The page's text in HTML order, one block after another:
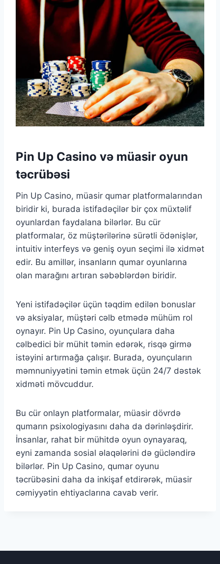
Pin Up Casino və müasir oyun
təcrübəsi
Pin Up Casino, müasir qumar platformalarından
biridir ki, burada istifadəçilər bir çox müxtəlif
oyunlardan faydalana bilərlər. Bu cür
platformalar, öz müştərilərinə sürətli ödənişlər,
intuitiv interfeys və geniş oyun seçimi ilə xidmət
edir. Bu amillər, insanların qumar oyunlarına
olan marağını artıran səbəblərdən biridir.
Yeni istifadəçilər üçün təqdim edilən bonuslar
və aksiyalar, müştəri cəlb etmədə mühüm rol
oynayır. Pin Up Casino, oyunçulara daha
cəlbedici bir mühit təmin edərək, risqə girmə
istəyini artırmağa çalışır. Burada, oyunçuların
məmnuniyyətini təmin etmək üçün 24/7 dəstək
xidməti mövcuddur.
Bu cür onlayn platformalar, müasir dövrdə
qumarın psixologiyasını daha da dərinləşdirir.
İnsanlar, rahat bir mühitdə oyun oynayaraq,
eyni zamanda sosial əlaqələrini də gücləndirə
bilərlər. Pin Up Casino, qumar oyunu
təcrübəsini daha da inkişaf etdirərək, müasir
cəmiyyətin ehtiyaclarına cavab verir.